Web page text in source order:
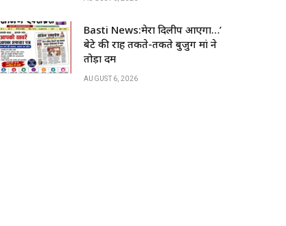
Basti News:मेरा दिलीप आएगा…’
बेटे की राह तकते-तकते बुजुर्ग मां ने
तोड़ा दम
AUGUST 6, 2026